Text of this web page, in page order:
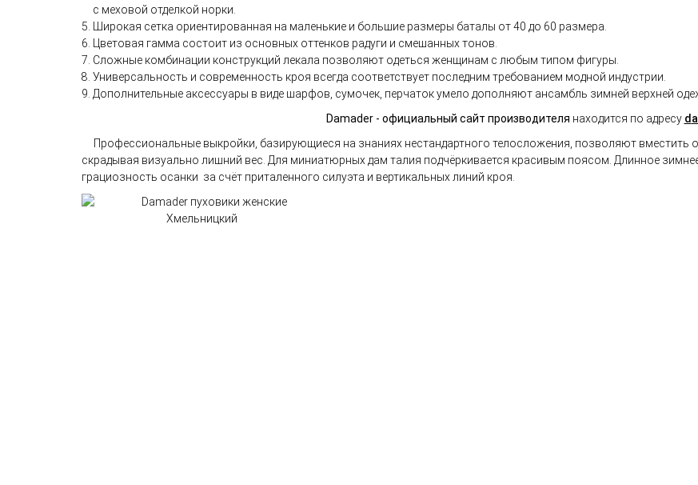
с меховой отделкой норки.
Широкая сетка ориентированная на маленькие и большие размеры баталы от 40 до 60 размера.
Цветовая гамма состоит из основных оттенков радуги и смешанных тонов.
Сложные комбинации конструкций лекала позволяют одеться женщинам с любым типом фигуры.
Универсальность и современность кроя всегда соответствует последним требованием модной индустрии.
Дополнительные аксессуары в виде шарфов, сумочек, перчаток умело дополняют ансамбль зимней верхней
Damader - официальный сайт производителя находится по адресу d
Профессиональные выкройки, базирующиеся на знаниях нестандартного телосложения, позволяют вместить
скрадывая визуально лишний вес. Для миниатюрных дам талия подчёркивается красивым поясом. Длинное
грациозность осанки за счёт приталенного силуэта и вертикальных линий кроя.